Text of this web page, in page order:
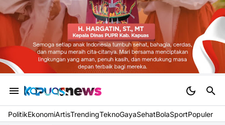
PolitikEkonomiArtisTrendingTeknoGayaSehatBolaSportPopuler